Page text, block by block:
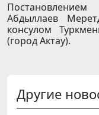
Абдыллаев
консулом
(город Актау).
Другие